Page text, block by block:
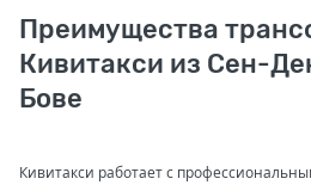
Преимущества
Кивитакси из Сен-
Бове
Кивитакси работает с